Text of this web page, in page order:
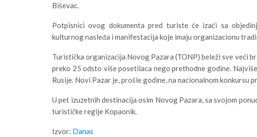
Biševac.
Potpisnici ovog dokumenta pred turiste će izaći sa
kulturnog nasleđa i manifestacija koje imaju organizacionu
Turistička organizacija Novog Pazara (TONP) beleži sve veći
preko 25 odsto više posetilaca nego prethodne godine.
Rusije. Novi Pazar je, prošle godine, na nacionalnom konkursu
U pet izuzetnih destinacija osim Novog Pazara, sa svojom
turističke regije Kopaonik.
Izvor: Danas